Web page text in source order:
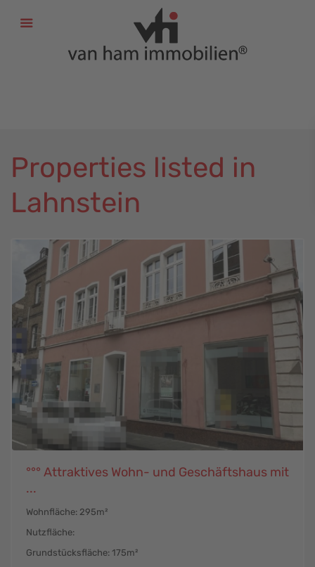
Properties listed in
Lahnstein
Lahnstein
°°° Attraktives Wohn- und Geschäftshaus mit
...
Wohnfläche: 295m²
Nutzfläche:
Grundstücksfläche: 175m²